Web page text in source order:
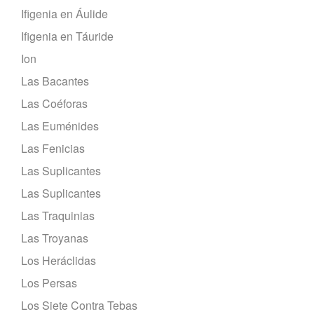
Ifigenia en Áulide
Ifigenia en Táuride
Ion
Las Bacantes
Las Coéforas
Las Euménides
Las Fenicias
Las Suplicantes
Las Suplicantes
Las Traquinias
Las Troyanas
Los Heráclidas
Los Persas
Los Siete Contra Tebas